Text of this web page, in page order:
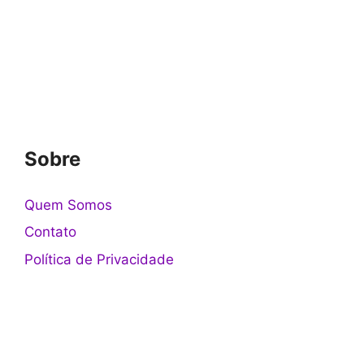
Sobre
Quem Somos
Contato
Política de Privacidade